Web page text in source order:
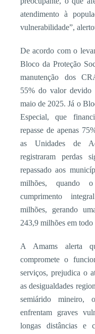
atendimento à
vulnerabilidade”,
De acordo com o
Bloco da Proteção
manutenção dos
55% do valor devido
maio de 2025. Já o
Especial, que
repasse de apenas
as Unidades de
registraram perdas
repassado aos
milhões, quando
cumprimento
milhões, gerando
243,9 milhões em todo
A Amams alerta
compromete o
serviços, prejudica o
as desigualdades
semiárido mineiro,
enfrentam graves
longas distâncias e